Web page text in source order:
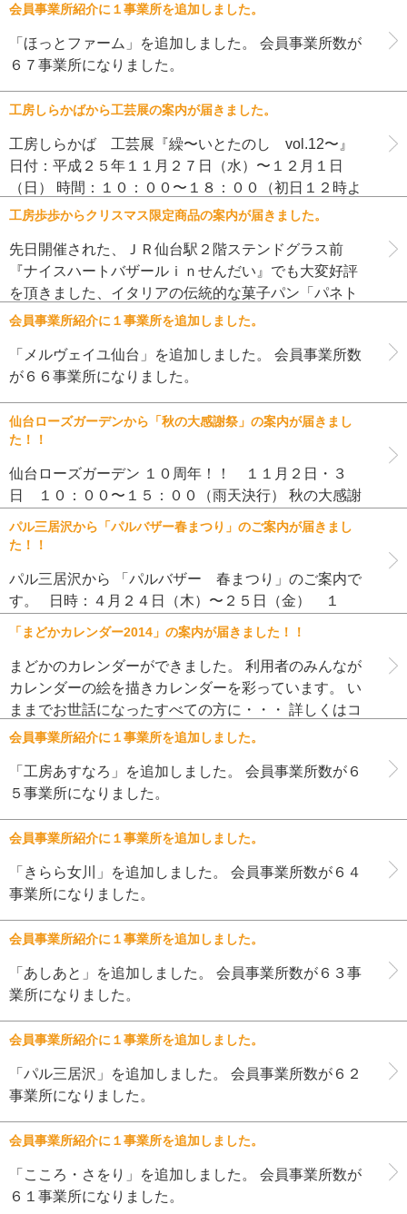
会員事業所紹介に１事業所を追加しました。
「ほっとファーム」を追加しました。 会員事業所数が
６７事業所になりました。
工房しらかばから工芸展の案内が届きました。
工房しらかば 工芸展『繰〜いとたのし vol.12〜』
日付：平成２５年１１月２７日（水）〜１２月１日
（日） 時間：１０：００〜１８：００（初日１２時よ
り・最終日１７時まで） 場所：ＳＥＮＫＥＮギャラリ
工房歩歩からクリスマス限定商品の案内が届きました。
先日開催された、ＪＲ仙台駅２階ステンドグラス前
『ナイスハートバザールｉｎせんだい』でも大変好評
を頂きました、イタリアの伝統的な菓子パン「パネト
ーネ」とドイツのクリスマス定番の菓子パン「シュト
会員事業所紹介に１事業所を追加しました。
「メルヴェイユ仙台」を追加しました。 会員事業所数
が６６事業所になりました。
仙台ローズガーデンから「秋の大感謝祭」の案内が届きまし
た！！
仙台ローズガーデン １０周年！！ １１月２日・３
日 １０：００〜１５：００（雨天決行） 秋の大感謝
祭 毎回、大好評の「仙台ローズガーデン」のイベン
ト！！ 先着３００名に花苗プレゼントもあります。
パル三居沢から「パルバザー春まつり」のご案内が届きまし
た！！
パル三居沢から 「パルバザー 春まつり」のご案内で
す。 日時：４月２４日（木）〜２５日（金） １
０：００〜１２：００ 今回のバザー、ご来場のお客さ
まに春の色があざやかな 『さくら型キャンドル』のプ
レゼントを […]
「まどかカレンダー2014」の案内が届きました！！
まどかのカレンダーができました。 利用者のみんなが
カレンダーの絵を描きカレンダーを彩っています。 い
ままでお世話になったすべての方に・・・ 詳しくはコ
チラをご覧ください ⇒ まどかカレンダー２０１４
会員事業所紹介に１事業所を追加しました。
「工房あすなろ」を追加しました。 会員事業所数が６
５事業所になりました。
会員事業所紹介に１事業所を追加しました。
「きらら女川」を追加しました。 会員事業所数が６４
事業所になりました。
会員事業所紹介に１事業所を追加しました。
「あしあと」を追加しました。 会員事業所数が６３事
業所になりました。
会員事業所紹介に１事業所を追加しました。
「パル三居沢」を追加しました。 会員事業所数が６２
事業所になりました。
会員事業所紹介に１事業所を追加しました。
「こころ・さをり」を追加しました。 会員事業所数が
６１事業所になりました。